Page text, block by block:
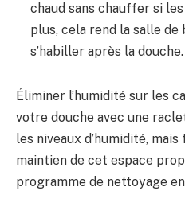
chaud sans chauffer si
plus, cela rend la salle
s’habiller après la douche.
Éliminer l’humidité sur les
votre douche avec une
les niveaux d’humidité,
maintien de cet espace
programme de nettoyage